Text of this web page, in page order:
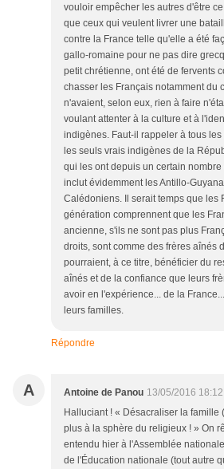
vouloir empêcher les autres d'être
que ceux qui veulent livrer une
contre la France telle qu'elle a été
gallo-romaine pour ne pas dire
petit chrétienne, ont été de fervents
chasser les Français notamment du
n'avaient, selon eux, rien à faire
voulant attenter à la culture et à
indigènes. Faut-il rappeler à tous
les seuls vrais indigènes de la
qui les ont depuis un certain
inclut évidemment les Antillo-
Calédoniens. Il serait temps que les
génération comprennent que les
ancienne, s'ils ne sont pas plus
droits, sont comme des frères aînés
pourraient, à ce titre, bénéficier du
aînés et de la confiance que leurs
avoir en l'expérience... de la
leurs familles.
Répondre
A Antoine de Panou 13/05/2016 18:12
Halluciant ! « Désacraliser la famille
plus à la sphère du religieux ! » On
entendu hier à l'Assemblée
de l'Éducation nationale (tout autre